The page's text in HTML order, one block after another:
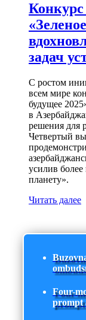
задач
С ростом
всем мире
будущее
в
решения для
Четвертый
усилив
планету».
Читать далее
Four-
prompt